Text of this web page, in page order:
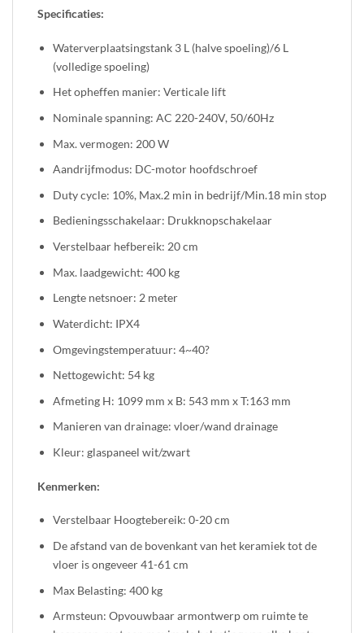
Specificaties:
Waterverplaatsingstank 3 L (halve spoeling)/6 L
(volledige spoeling)
Het opheffen manier: Verticale lift
Nominale spanning: AC 220-240V, 50/60Hz
Max. vermogen: 200 W
Aandrijfmodus: DC-motor hoofdschroef
Duty cycle: 10%, Max.2 min in bedrijf/Min.18 min stop
Bedieningsschakelaar: Drukknopschakelaar
Verstelbaar hefbereik: 20 cm
Max. laadgewicht: 400 kg
Lengte netsnoer: 2 meter
Waterdicht: IPX4
Omgevingstemperatuur: 4~40?
Nettogewicht: 54 kg
Afmeting H: 1099 mm x B: 543 mm x T:163 mm
Manieren van drainage: vloer/wand drainage
Kleur: glaspaneel wit/zwart
Kenmerken:
Verstelbaar Hoogtebereik: 0-20 cm
De afstand van de bovenkant van het keramiek tot de
vloer is ongeveer 41-61 cm
Max Belasting: 400 kg
Armsteun: Opvouwbaar armontwerp om ruimte te